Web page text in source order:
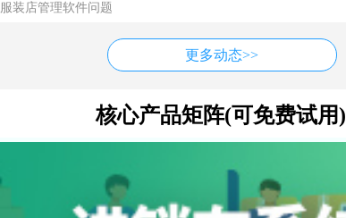
服装店管理软件问题
更多动态>>
核心产品矩阵(可免费试用)